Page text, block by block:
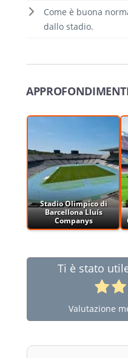
Come è buona
dallo stadio.
Stadio Olimpico di
Barcellona Lluís
Companys
Ti è stato
Valutazione